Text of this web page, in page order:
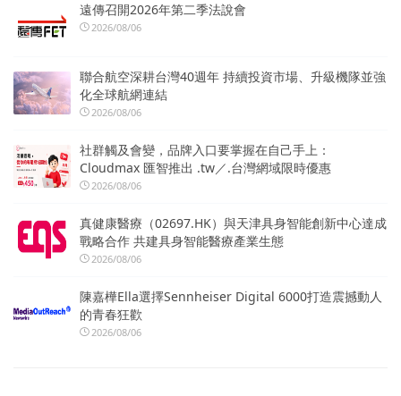
遠傳召開2026年第二季法說會
2026/08/06
聯合航空深耕台灣40週年 持續投資市場、升級機隊並強
化全球航網連結
2026/08/06
社群觸及會變，品牌入口要掌握在自己手上：
Cloudmax 匯智推出 .tw／.台灣網域限時優惠
2026/08/06
真健康醫療（02697.HK）與天津具身智能創新中心達成
戰略合作 共建具身智能醫療產業生態
2026/08/06
陳嘉樺Ella選擇Sennheiser Digital 6000打造震撼動人
的青春狂歡
2026/08/06